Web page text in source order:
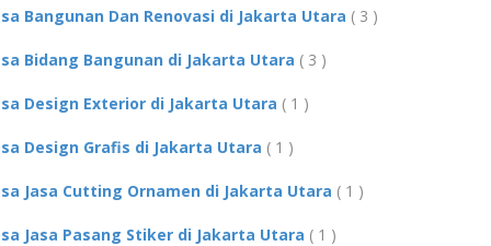
Bangunan Dan Renovasi di Jakarta Utara ( 3 )
Bidang Bangunan di Jakarta Utara ( 3 )
Design Exterior di Jakarta Utara ( 1 )
Design Grafis di Jakarta Utara ( 1 )
Jasa Cutting Ornamen di Jakarta Utara ( 1 )
Jasa Pasang Stiker di Jakarta Utara ( 1 )